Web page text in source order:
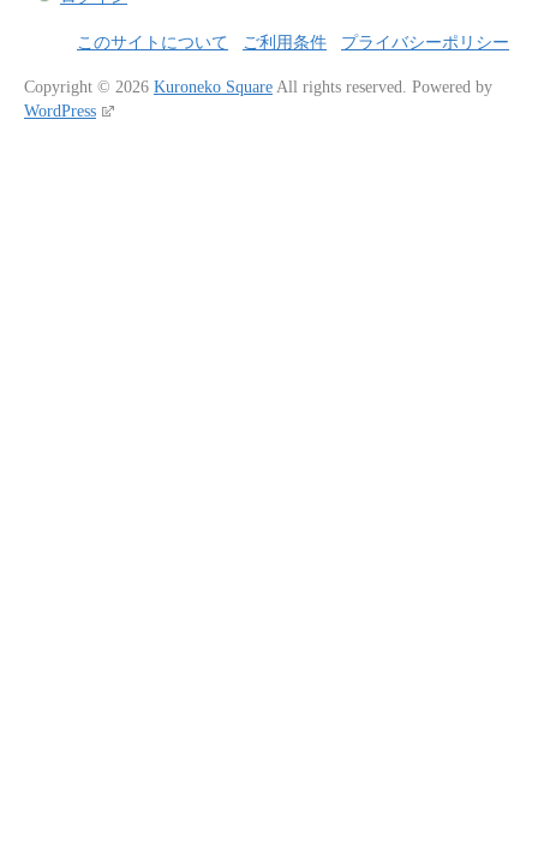
このサイトについて ご利用条件 プライバシーポリシー
Copyright © 2026 Kuroneko Square All rights reserved. Powered by
WordPress